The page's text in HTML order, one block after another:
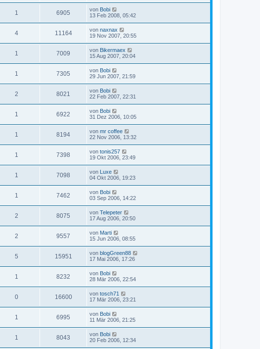
1 6905 von Bobi
13 Feb 2008, 05:42
4 11164 von naxnax
19 Nov 2007, 20:55
1 7009 von Bikermaex
15 Aug 2007, 20:04
1 7305 von Bobi
29 Jun 2007, 21:59
2 8021 von Bobi
22 Feb 2007, 22:31
1 6922 von Bobi
31 Dez 2006, 10:05
1 8194 von mr coffee
22 Nov 2006, 13:32
1 7398 von tonis257
19 Okt 2006, 23:49
1 7098 von Luxe
04 Okt 2006, 19:23
1 7462 von Bobi
03 Sep 2006, 14:22
2 8075 von Telepeter
17 Aug 2006, 20:50
2 9557 von Marti
15 Jun 2006, 08:55
5 15951 von blogGreen88
17 Mai 2006, 17:26
1 8232 von Bobi
28 Mär 2006, 22:54
0 16600 von tosch71
17 Mär 2006, 23:21
1 6995 von Bobi
11 Mär 2006, 21:25
1 8043 von Bobi
20 Feb 2006, 12:34